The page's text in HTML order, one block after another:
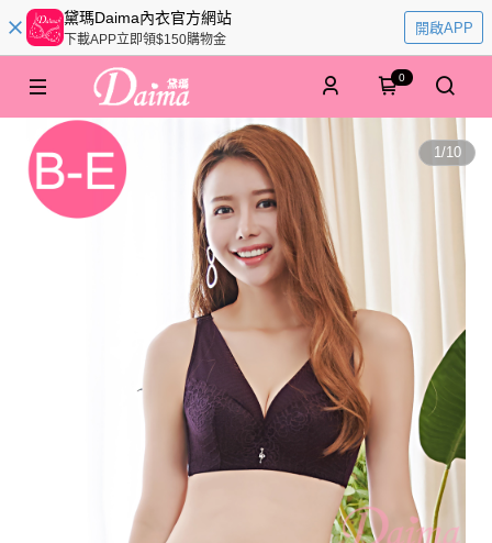
黛瑪Daima內衣官方網站
下載APP立即領$150購物金
開啟APP
0
1/10